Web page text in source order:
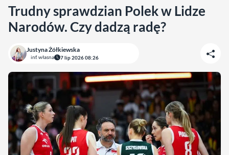
Trudny sprawdzian Polek w Lidze
Narodów. Czy dadzą radę?
Justyna Żółkiewska
inf. własna 7 lip 2026 08:26